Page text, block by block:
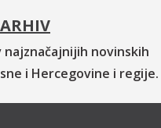
novinskih
i Hercegovine i regije.